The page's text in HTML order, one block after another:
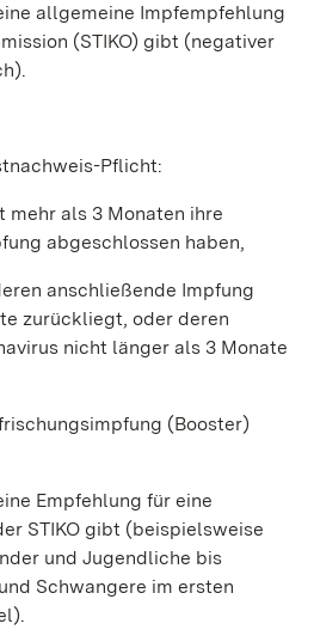
allgemeine Impfempfehlung
(STIKO) gibt (negativer
Pflicht:
mehr als 3 Monaten ihre
abgeschlossen haben,
anschließende Impfung
zurückliegt, oder deren
nicht länger als 3 Monate
(Booster)
Empfehlung für eine
STIKO gibt (beispielsweise
und Jugendliche bis
Schwangere im ersten